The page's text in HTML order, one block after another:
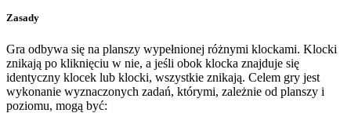
Zasady
Gra odbywa się na planszy wypełnionej różnymi klockami. Klocki
znikają po kliknięciu w nie, a jeśli obok klocka znajduje się
identyczny klocek lub klocki, wszystkie znikają. Celem gry jest
wykonanie wyznaczonych zadań, którymi, zależnie od planszy i
poziomu, mogą być: